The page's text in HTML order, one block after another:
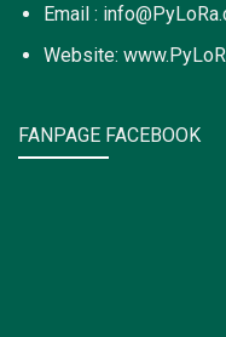
Email :
Website:
FANPAGE FACEBOOK